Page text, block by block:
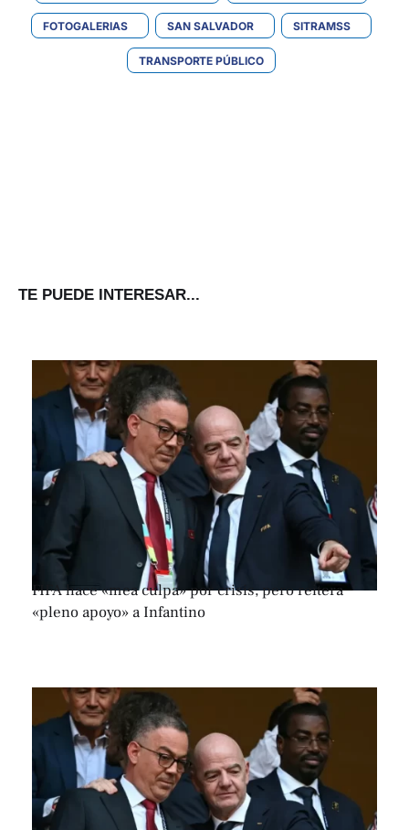
FOTOGALERIAS SAN SALVADOR SITRAMSS
TRANSPORTE PÚBLICO
TE PUEDE INTERESAR...
FIFA hace «mea culpa» por crisis, pero reitera
«pleno apoyo» a Infantino